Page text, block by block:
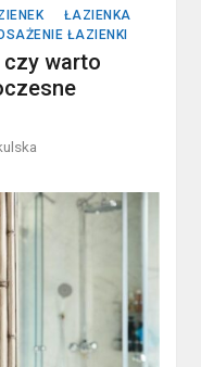
ŁAZIENKA
ŁAZIENKI
warto